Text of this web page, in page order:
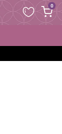
0
ペー
ジト
ップ